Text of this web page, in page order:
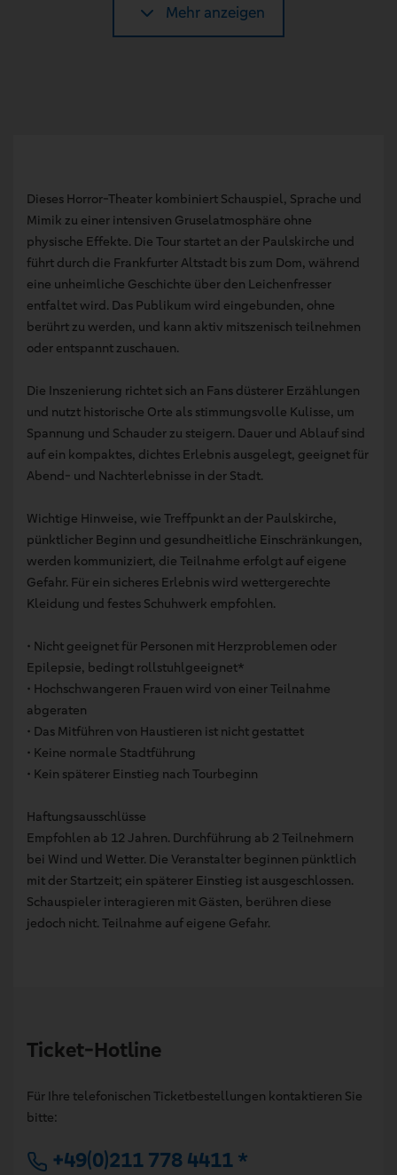
Mehr anzeigen
Dieses Horror-Theater kombiniert Schauspiel, Sprache und
Mimik zu einer intensiven Gruselatmosphäre ohne
physische Effekte. Die Tour startet an der Paulskirche und
führt durch die Frankfurter Altstadt bis zum Dom, während
eine unheimliche Geschichte über den Leichenfresser
entfaltet wird. Das Publikum wird eingebunden, ohne
berührt zu werden, und kann aktiv mitszenisch teilnehmen
oder entspannt zuschauen.
Die Inszenierung richtet sich an Fans düsterer Erzählungen
und nutzt historische Orte als stimmungsvolle Kulisse, um
Spannung und Schauder zu steigern. Dauer und Ablauf sind
auf ein kompaktes, dichtes Erlebnis ausgelegt, geeignet für
Abend- und Nachterlebnisse in der Stadt.
Wichtige Hinweise, wie Treffpunkt an der Paulskirche,
pünktlicher Beginn und gesundheitliche Einschränkungen,
werden kommuniziert, die Teilnahme erfolgt auf eigene
Gefahr. Für ein sicheres Erlebnis wird wettergerechte
Kleidung und festes Schuhwerk empfohlen.
• Nicht geeignet für Personen mit Herzproblemen oder
Epilepsie, bedingt rollstuhlgeeignet*
• Hochschwangeren Frauen wird von einer Teilnahme
abgeraten
• Das Mitführen von Haustieren ist nicht gestattet
• Keine normale Stadtführung
• Kein späterer Einstieg nach Tourbeginn
Haftungsausschlüsse
Empfohlen ab 12 Jahren. Durchführung ab 2 Teilnehmern
bei Wind und Wetter. Die Veranstalter beginnen pünktlich
mit der Startzeit; ein späterer Einstieg ist ausgeschlossen.
Schauspieler interagieren mit Gästen, berühren diese
jedoch nicht. Teilnahme auf eigene Gefahr.
Ticket-Hotline
Für Ihre telefonischen Ticketbestellungen kontaktieren Sie
bitte:
+49(0)211 778 4411 *